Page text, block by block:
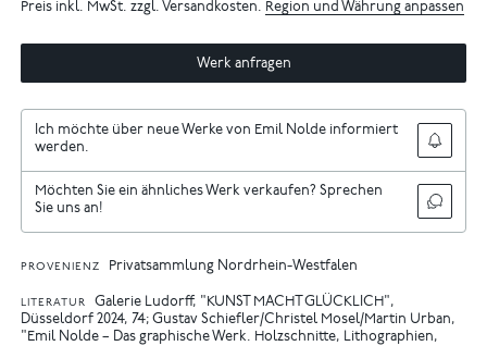
Preis inkl. MwSt. zzgl. Versandkosten. Region und Währung anpassen
Werk anfragen
Ich möchte über neue Werke von Emil Nolde informiert
werden.
Möchten Sie ein ähnliches Werk verkaufen? Sprechen
Sie uns an!
PROVENIENZ Privatsammlung Nordrhein-Westfalen
LITERATUR
Galerie Ludorff, "KUNST MACHT GLÜCKLICH",
Düsseldorf 2024, 74 Gustav Schiefler/Christel Mosel/Martin Urban,
"Emil Nolde – Das graphische Werk. Holzschnitte, Lithographien,